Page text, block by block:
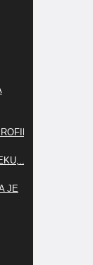
JE